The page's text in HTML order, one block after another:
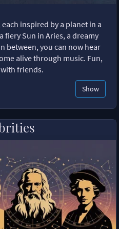
inspired by a planet in a
fiery Sun in Aries, a dreamy
between, you can now hear
alive through music. Fun,
friends.
Show